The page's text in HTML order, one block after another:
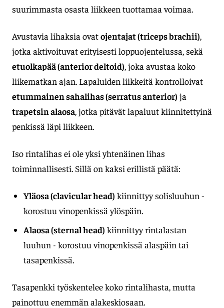
suurimmasta osasta liikkeen tuottamaa voimaa.
Avustavia lihaksia ovatojentajat (triceps brachii),
jotka aktivoituvat erityisesti loppuojentelussa, sekä
etuolkapää (anterior deltoid), joka avustaa koko
liikematkan ajan. Lapaluiden liikkeitä kontrolloivat
etummainen sahalihas (serratus anterior) ja
trapetsin alaosa, jotka pitävät lapaluut kiinnitettyinä
penkissä läpi liikkeen.
Iso rintalihas ei ole yksi yhtenäinen lihas
toiminnallisesti. Sillä on kaksi erillistä päätä:
Yläosa (clavicular head) kiinnittyy solisluuhun -
korostuu vinopenkissä ylöspäin.
Alaosa (sternal head) kiinnittyy rintalastan
luuhun - korostuu vinopenkissä alaspäin tai
tasapenkissä.
Tasapenkki työskentelee koko rintalihasta, mutta
painottuu enemmän alakeskiosaan.